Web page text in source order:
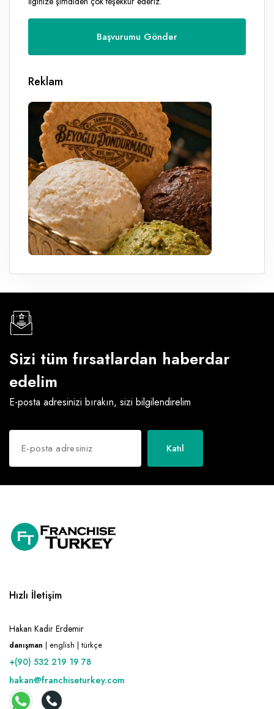
Reklam
Sizi tüm fırsatlardan haberdar
edelim
E-posta adresinizi bırakın, sizi bilgilendirelim
Katıl
Hızlı İletişim
Hakan Kadir Erdemir
danışman | english | türkçe
+(90) 532 219 19 78
hakan@franchiseturkey.com